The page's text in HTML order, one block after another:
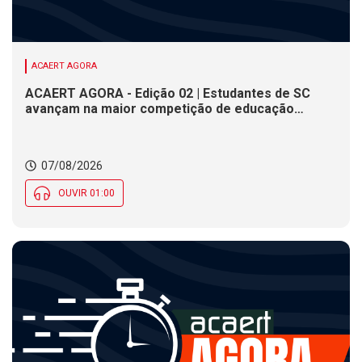
ACAERT AGORA
ACAERT AGORA - Edição 02 | Estudantes de SC
avançam na maior competição de educação
Social nesta sexta (7)
07/08/2026
OUVIR 01:00